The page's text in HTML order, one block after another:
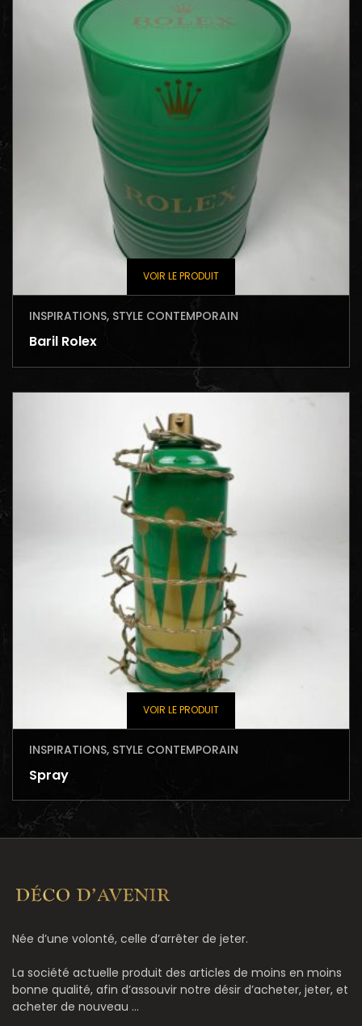
VOIR LE PRODUIT
INSPIRATIONS, STYLE CONTEMPORAIN
Baril Rolex
VOIR LE PRODUIT
INSPIRATIONS, STYLE CONTEMPORAIN
Spray
Née d’une volonté, celle d’arrêter de jeter.
La société actuelle produit des articles de moins en moins
bonne qualité, afin d’assouvir notre désir d’acheter, jeter, et
acheter de nouveau ...